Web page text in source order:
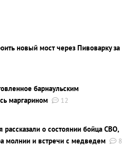
новый мост через Пивоварку за
барнаульским
маргарином
12
рассказали о состоянии бойца СВО,
молнии и встречи с медведем
8